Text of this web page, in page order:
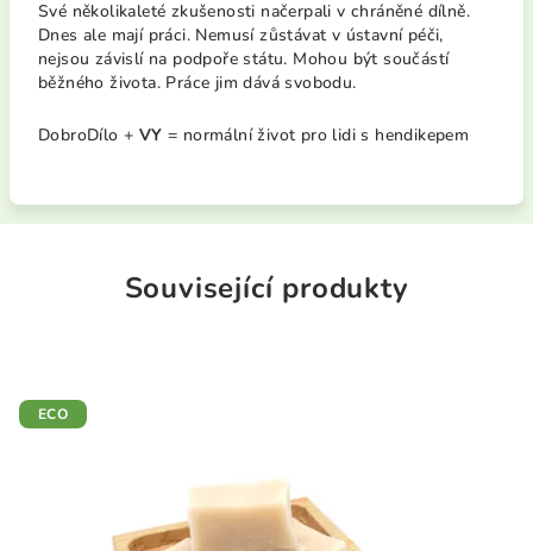
Své několikaleté zkušenosti načerpali v chráněné dílně.
Dnes ale mají práci. Nemusí zůstávat v ústavní péči,
nejsou závislí na podpoře státu. Mohou být součástí
běžného života. Práce jim dává svobodu.
DobroDílo + VY = normální život pro lidi s hendikepem
Související produkty
ECO